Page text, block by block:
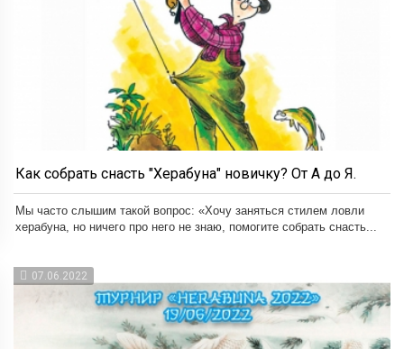
Как собрать снасть "Херабуна" новичку? От А до Я.
Мы часто слышим такой вопрос: «Хочу заняться стилем ловли
херабуна, но ничего про него не знаю, помогите собрать снасть...
07.06.2022